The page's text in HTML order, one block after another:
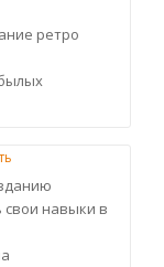
ретро
свои навыки в